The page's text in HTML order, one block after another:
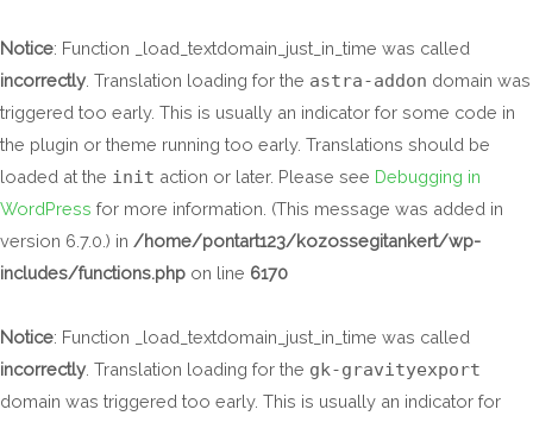
Notice: Function _load_textdomain_just_in_time was called
incorrectly . Translation loading for the astra-addon domain was
triggered too early. This is usually an indicator for some code in
the plugin or theme running too early. Translations should be
loaded at the init action or later. Please see Debugging in
WordPress for more information. (This message was added in
version 6.7.0.) in /home/pontart123/kozossegitankert/wp-
includes/functions.php on line 6170
Notice: Function _load_textdomain_just_in_time was called
incorrectly . Translation loading for the gk-gravityexport
domain was triggered too early. This is usually an indicator for
to
content